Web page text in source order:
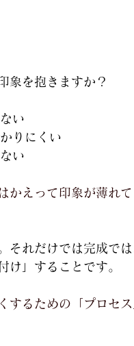
象を抱きますか？
い
りにくい
い
かえって印象が薄れ
れだけでは完成では
け」することです。
するための「プロセ